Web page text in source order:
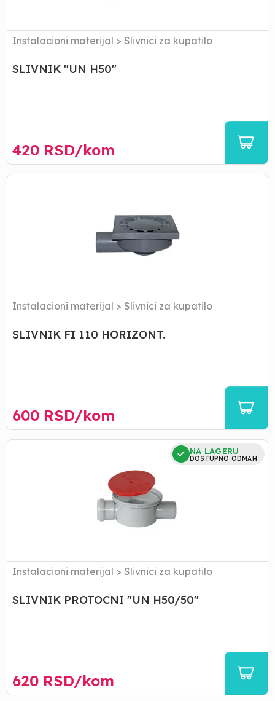
Instalacioni materijal > Slivnici za kupatilo
SLIVNIK "UN H50"
420 RSD/kom
SLIVNIK
Instalacioni materijal > Slivnici za kupatilo
SLIVNIK FI 110 HORIZONT.
600 RSD/kom
SLIVNIK
NA LAGERU
DOSTUPNO ODMAH
Instalacioni materijal > Slivnici za kupatilo
SLIVNIK PROTOCNI "UN H50/50"
620 RSD/kom